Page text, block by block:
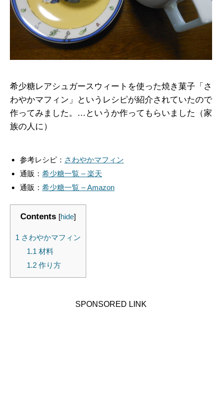
希少糖レアシュガースウィートを使った焼き菓子「さ
わやかマフィン」というレシピが紹介されていたので
作ってみました。…というか作ってもらいました（家
族の人に）
参考レシピ： さわやかマフィン
通販： 希少糖一覧 – 楽天
通販： 希少糖一覧 – Amazon
Contents [hide]
1 さわやかマフィン
1.1 材料
1.2作り方
SPONSORED LINK